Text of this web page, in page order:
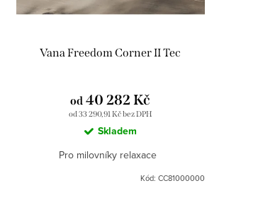
Vana Freedom Corner II Tec
od 33 290,91 Kč bez DPH
od 40 282 Kč
Skladem
Pro milovníky relaxace
Kód: CC81000000